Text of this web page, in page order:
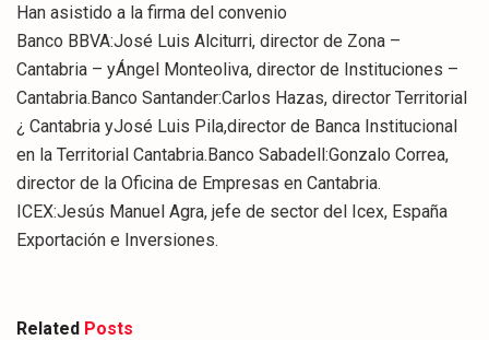
Han asistido a la firma del convenio
Banco BBVA:José Luis Alciturri, director de Zona –
Cantabria – yÁngel Monteoliva, director de Instituciones –
Cantabria.Banco Santander:Carlos Hazas, director Territorial
¿ Cantabria yJosé Luis Pila,director de Banca Institucional
en la Territorial Cantabria.Banco Sabadell:Gonzalo Correa,
director de la Oficina de Empresas en Cantabria.
ICEX:Jesús Manuel Agra, jefe de sector del Icex, España
Exportación e Inversiones.
Related Posts